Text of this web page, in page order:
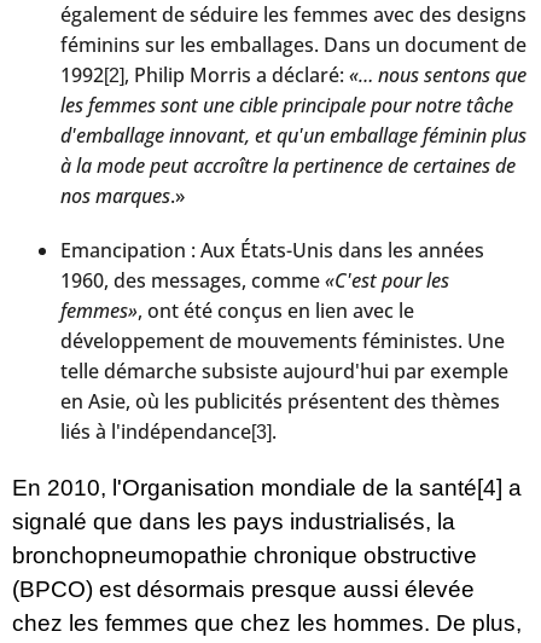
également de séduire les femmes avec des designs
féminins sur les emballages. Dans un document de
1992[2], Philip Morris a déclaré: «… nous sentons que
les femmes sont une cible principale pour notre tâche
d'emballage innovant, et qu'un emballage féminin plus
à la mode peut accroître la pertinence de certaines de
nos marques.»
Emancipation : Aux États-Unis dans les années
1960, des messages, comme«C'est pour les
femmes», ont été conçus en lien avec le
développement de mouvements féministes. Une
telle démarche subsiste aujourd'hui par exemple
en Asie, où les publicités présentent des thèmes
liés à l'indépendance[3].
En 2010, l'Organisation mondiale de la santé[4] a
signalé que dans les pays industrialisés, la
bronchopneumopathie chronique obstructive
(BPCO) est désormais presque aussi élevée
chez les femmes que chez les hommes. De plus,